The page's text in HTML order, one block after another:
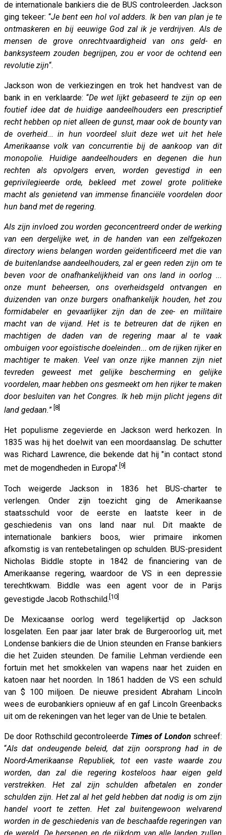
de internationale bankiers die de BUS controleerden. Jackson
ging tekeer: “Je bent een hol vol adders. Ik ben van plan je te
ontmaskeren en bij eeuwige God zal ik je verdrijven. Als de
mensen de grove onrechtvaardigheid van ons geld- en
banksysteem zouden begrijpen, zou er voor de ochtend een
revolutie zijn“.
Jackson won de verkiezingen en trok het handvest van de
bank in en verklaarde: “De wet lijkt gebaseerd te zijn op een
foutief idee dat de huidige aandeelhouders een prescriptief
recht hebben op niet alleen de gunst, maar ook de bounty van
de overheid... in hun voordeel sluit deze wet uit het hele
Amerikaanse volk van concurrentie bij de aankoop van dit
monopolie. Huidige aandeelhouders en degenen die hun
rechten als opvolgers erven, worden gevestigd in een
geprivilegieerde orde, bekleed met zowel grote politieke
macht als genietend van immense financiële voordelen door
hun band met de regering.
Als zijn invloed zou worden geconcentreerd onder de werking
van een dergelijke wet, in de handen van een zelfgekozen
directory wiens belangen worden geïdentificeerd met die van
de buitenlandse aandeelhouders, zal er geen reden zijn om te
beven voor de onafhankelijkheid van ons land in oorlog ...
onze munt beheersen, ons overheidsgeld ontvangen en
duizenden van onze burgers onafhankelijk houden, het zou
formidabeler en gevaarlijker zijn dan de zee- en militaire
macht van de vijand. Het is te betreuren dat de rijken en
machtigen de daden van de regering maar al te vaak
ombuigen voor egoïstische doeleinden... om de rijken rijker en
machtiger te maken. Veel van onze rijke mannen zijn niet
tevreden geweest met gelijke bescherming en gelijke
voordelen, maar hebben ons gesmeekt om hen rijker te maken
door besluiten van het Congres. Ik heb mijn plicht jegens dit
land gedaan.” [8]
Het populisme zegevierde en Jackson werd herkozen. In
1835 was hij het doelwit van een moordaanslag. De schutter
was Richard Lawrence, die bekende dat hij "in contact stond
met de mogendheden in Europa". [9]
Toch weigerde Jackson in 1836 het BUS-charter te
verlengen. Onder zijn toezicht ging de Amerikaanse
staatsschuld voor de eerste en laatste keer in de
geschiedenis van ons land naar nul. Dit maakte de
internationale bankiers boos, wier primaire inkomen
afkomstig is van rentebetalingen op schulden. BUS-president
Nicholas Biddle stopte in 1842 de financiering van de
Amerikaanse regering, waardoor de VS in een depressie
terechtkwam. Biddle was een agent voor de in Parijs
gevestigde Jacob Rothschild. [10]
De Mexicaanse oorlog werd tegelijkertijd op Jackson
losgelaten. Een paar jaar later brak de Burgeroorlog uit, met
Londense bankiers die de Union steunden en Franse bankiers
die het Zuiden steunden. De familie Lehman verdiende een
fortuin met het smokkelen van wapens naar het zuiden en
katoen naar het noorden. In 1861 hadden de VS een schuld
van $ 100 miljoen. De nieuwe president Abraham Lincoln
wees de eurobankiers opnieuw af en gaf Lincoln Greenbacks
uit om de rekeningen van het leger van de Unie te betalen.
De door Rothschild gecontroleerde Times of London schreef:
“Als dat ondeugende beleid, dat zijn oorsprong had in de
Noord-Amerikaanse Republiek, tot een vaste waarde zou
worden, dan zal die regering kosteloos haar eigen geld
verstrekken. Het zal zijn schulden afbetalen en zonder
schulden zijn. Het zal al het geld hebben dat nodig is om zijn
handel voort te zetten. Het zal buitengewoon welvarend
worden in de geschiedenis van de beschaafde regeringen van